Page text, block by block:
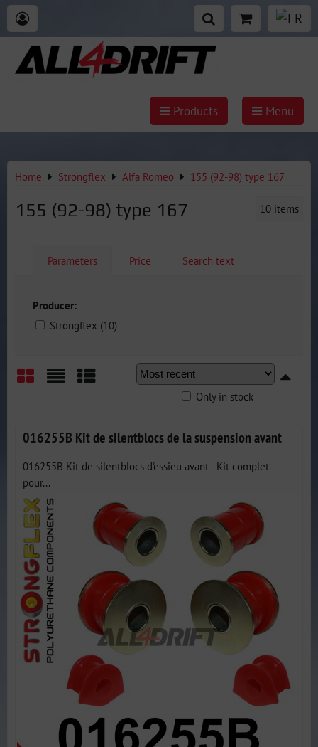
Products Menu
Home Strongflex Alfa Romeo 155 (92-98) type 167
155 (92-98) type 167 10 items
Parameters Price Search text
Producer:
Strongflex (10)
Only in stock
016255B Kit de silentblocs de la suspension avant
016255B Kit de silentblocs d'essieu avant - Kit complet
pour...